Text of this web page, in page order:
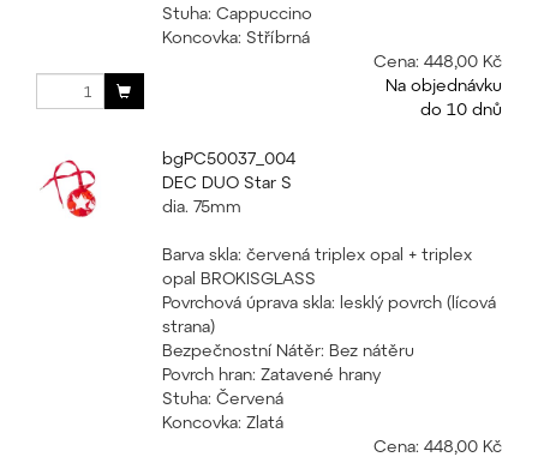
Stuha: Cappuccino
Koncovka: Stříbrná
Cena: 448,00 Kč
Na objednávku
do 10 dnů
bgPC50037_004
DEC DUO Star S
dia. 75mm
Barva skla: červená triplex opal + triplex
opal BROKISGLASS
Povrchová úprava skla: lesklý povrch (lícová
strana)
Bezpečnostní Nátěr: Bez nátěru
Povrch hran: Zatavené hrany
Stuha: Červená
Koncovka: Zlatá
Cena: 448,00 Kč